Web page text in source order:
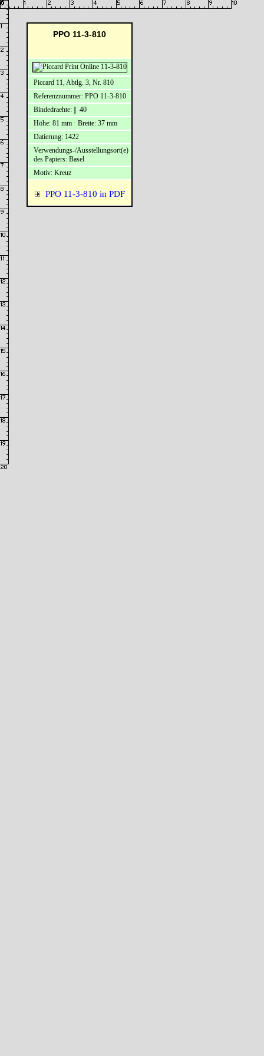
PPO 11-3-810
PPO 11-3-810 in PDF
Piccard 11, Abtlg. 3, Nr. 810
Referenznummer: PPO 11-3-810
Bindedraehte: || 40
Höhe: 81 mm · Breite: 37 mm
Datierung: 1422
Verwendungs-/Ausstellungsort(e)
des Papiers: Basel
Motiv: Kreuz